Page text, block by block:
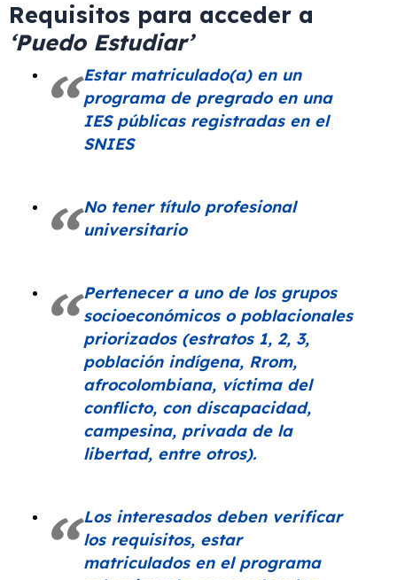
Requisitos para acceder a
‘Puedo Estudiar’
Estar matriculado(a) en un
programa de pregrado en una
IES públicas registradas en el
SNIES
No tener título profesional
universitario
Pertenecer a uno de los grupos
socioeconómicos o poblacionales
priorizados (estratos 1, 2, 3,
población indígena, Rrom,
afrocolombiana, víctima del
conflicto, con discapacidad,
campesina, privada de la
libertad, entre otros).
Los interesados deben verificar
los requisitos, estar
matriculados en el programa